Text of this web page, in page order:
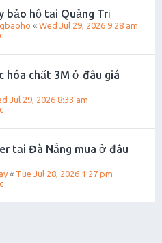
bảo hộ tại Quảng Trị
« Wed Jul 29, 2026 9:28 am
hóa chất 3M ở đâu giá
Jul 29, 2026 8:33 am
tại Đà Nẵng mua ở đâu
« Tue Jul 28, 2026 1:27 pm